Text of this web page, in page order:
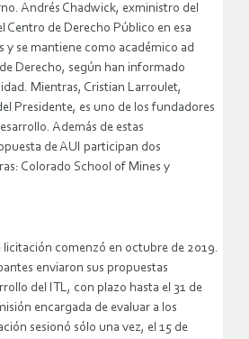
Andrés Chadwick, exministro del
Centro de Derecho Público en esa
y se mantiene como académico ad
Derecho, según han informado
Mientras, Cristian Larroulet,
Presidente, es uno de los fundadores
Además de estas
de AUI participan dos
Colorado School of Mines y
licitación comenzó en octubre de 2019.
enviaron sus propuestas
del ITL, con plazo hasta el 31 de
encargada de evaluar a los
sesionó sólo una vez, el 15 de